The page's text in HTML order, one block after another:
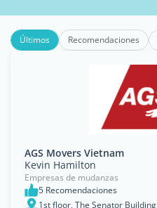
Últimos Recomendaciones
AGS Movers Vietnam
Kevin Hamilton
Empresas de mudanzas
5 Recomendaciones